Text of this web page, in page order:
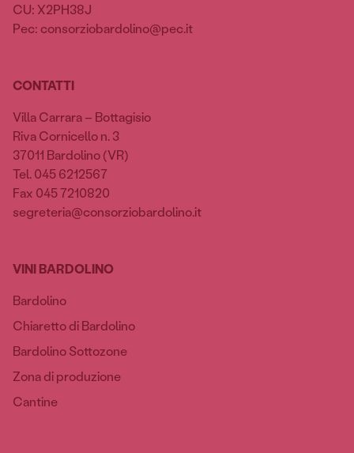
CU: X2PH38J
Pec: consorziobardolino@pec.it
CONTATTI
Villa Carrara – Bottagisio
Riva Cornicello n. 3
37011 Bardolino (VR)
Tel. 045 6212567
Fax 045 7210820
segreteria@consorziobardolino.it
VINI BARDOLINO
Bardolino
Chiaretto di Bardolino
Bardolino Sottozone
Zona di produzione
Cantine